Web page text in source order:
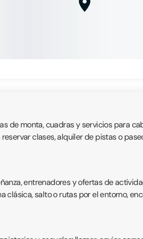
de monta, cuadras y servicios para
clases, alquiler de pistas o
entrenadores y ofertas de
clásica, salto o rutas por el entorno,